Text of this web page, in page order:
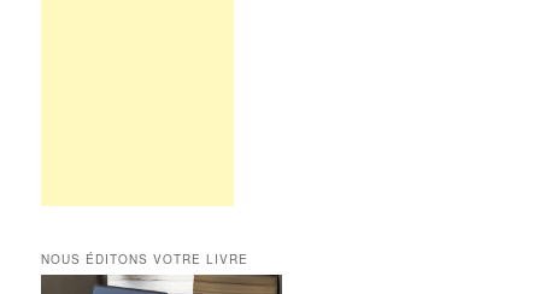
NOUS ÉDITONS VOTRE LIVRE